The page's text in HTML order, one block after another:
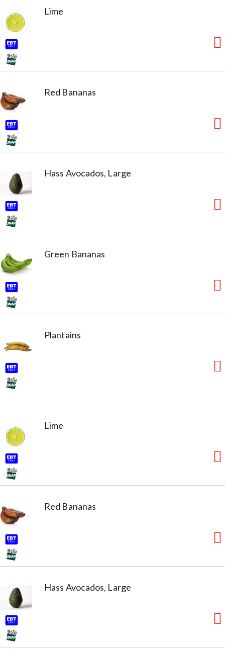
Lime
Red Bananas
Hass Avocados, Large
Green Bananas
Plantains
Lime
Red Bananas
Hass Avocados, Large